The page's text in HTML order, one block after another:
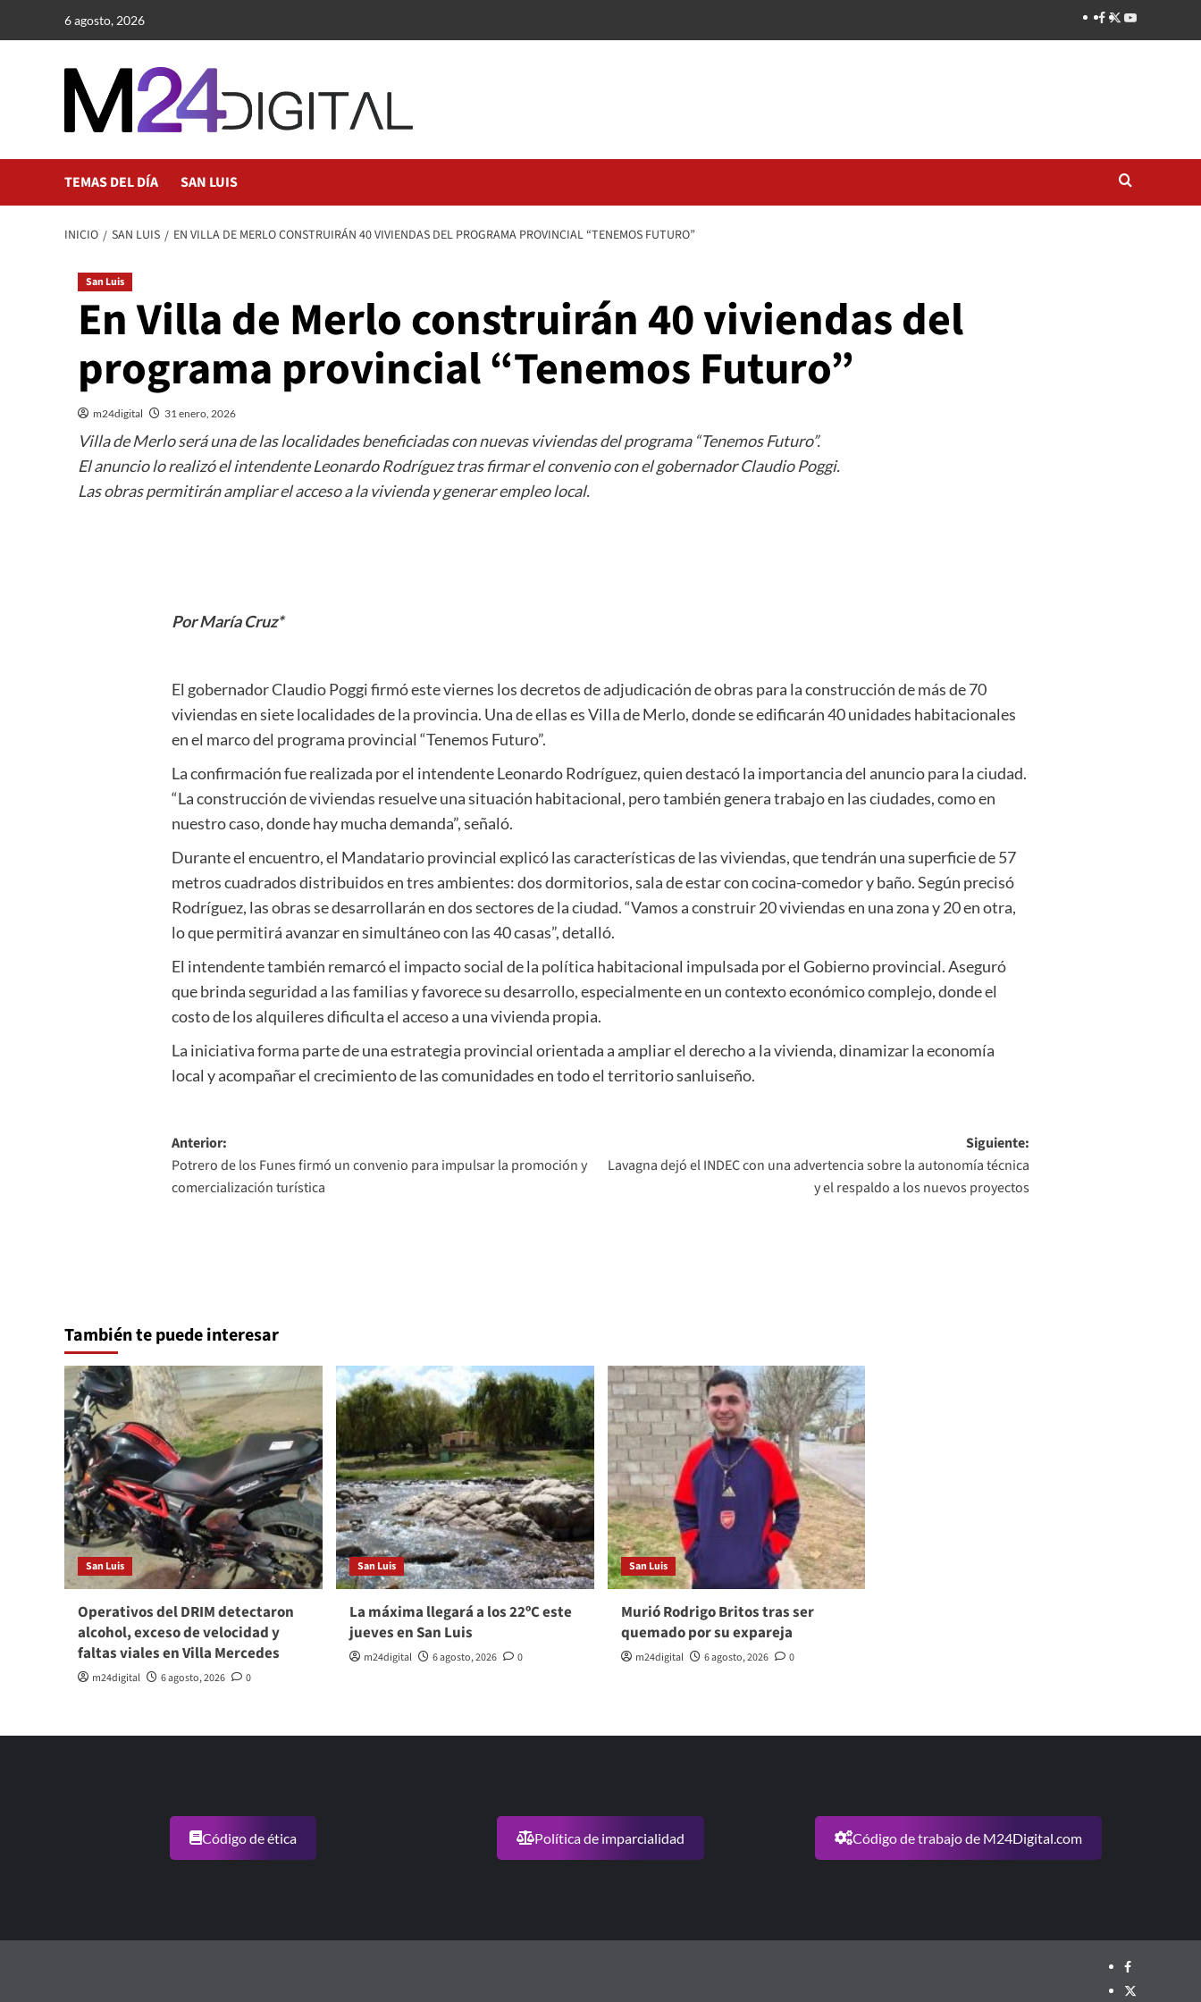
6 agosto, 2026
TEMAS DEL DÍA SAN LUIS
INICIO SAN LUIS EN VILLA DE MERLO CONSTRUIRÁN 40 VIVIENDAS DEL PROGRAMA PROVINCIAL “TENEMOS FUTURO”
San Luis
En Villa de Merlo construirán 40 viviendas del
programa provincial “Tenemos Futuro”
m24digital 31 enero, 2026
Villa de Merlo será una de las localidades beneficiadas con nuevas viviendas del programa “Tenemos Futuro”.
El anuncio lo realizó el intendente Leonardo Rodríguez tras firmar el convenio con el gobernador Claudio Poggi.
Las obras permitirán ampliar el acceso a la vivienda y generar empleo local.
Por María Cruz*
El gobernador Claudio Poggi firmó este viernes los decretos de adjudicación de obras para la construcción de más de 70
viviendas en siete localidades de la provincia. Una de ellas es Villa de Merlo, donde se edificarán 40 unidades habitacionales
en el marco del programa provincial “Tenemos Futuro”.
La confirmación fue realizada por el intendente Leonardo Rodríguez, quien destacó la importancia del anuncio para la ciudad.
“La construcción de viviendas resuelve una situación habitacional, pero también genera trabajo en las ciudades, como en
nuestro caso, donde hay mucha demanda”, señaló.
Durante el encuentro, el Mandatario provincial explicó las características de las viviendas, que tendrán una superficie de 57
metros cuadrados distribuidos en tres ambientes: dos dormitorios, sala de estar con cocina-comedor y baño. Según precisó
Rodríguez, las obras se desarrollarán en dos sectores de la ciudad. “Vamos a construir 20 viviendas en una zona y 20 en otra,
lo que permitirá avanzar en simultáneo con las 40 casas”, detalló.
El intendente también remarcó el impacto social de la política habitacional impulsada por el Gobierno provincial. Aseguró
que brinda seguridad a las familias y favorece su desarrollo, especialmente en un contexto económico complejo, donde el
costo de los alquileres dificulta el acceso a una vivienda propia.
La iniciativa forma parte de una estrategia provincial orientada a ampliar el derecho a la vivienda, dinamizar la economía
local y acompañar el crecimiento de las comunidades en todo el territorio sanluiseño.
Navegación
de
entradas
Anterior:
Potrero de los Funes firmó un convenio para impulsar la promoción y
comercialización turística
Siguiente:
Lavagna dejó el INDEC con una advertencia sobre la autonomía técnica
y el respaldo a los nuevos proyectos
También te puede interesar
San Luis
Operativos del DRIM detectaron
alcohol, exceso de velocidad y
faltas viales en Villa Mercedes
m24digital 6 agosto, 2026 0
San Luis
La máxima llegará a los 22ºC este
jueves en San Luis
m24digital 6 agosto, 2026 0
San Luis
Murió Rodrigo Britos tras ser
quemado por su expareja
m24digital 6 agosto, 2026 0
Código de ética Política de imparcialidad Código de trabajo de M24Digital.com